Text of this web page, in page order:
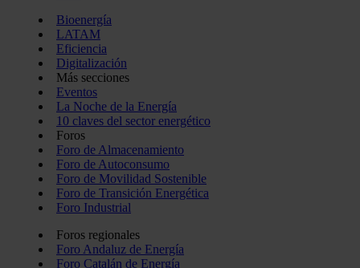
Bioenergía
LATAM
Eficiencia
Digitalización
Más secciones
Eventos
La Noche de la Energía
10 claves del sector energético
Foros
Foro de Almacenamiento
Foro de Autoconsumo
Foro de Movilidad Sostenible
Foro de Transición Energética
Foro Industrial
Foros regionales
Foro Andaluz de Energía
Foro Catalán de Energía